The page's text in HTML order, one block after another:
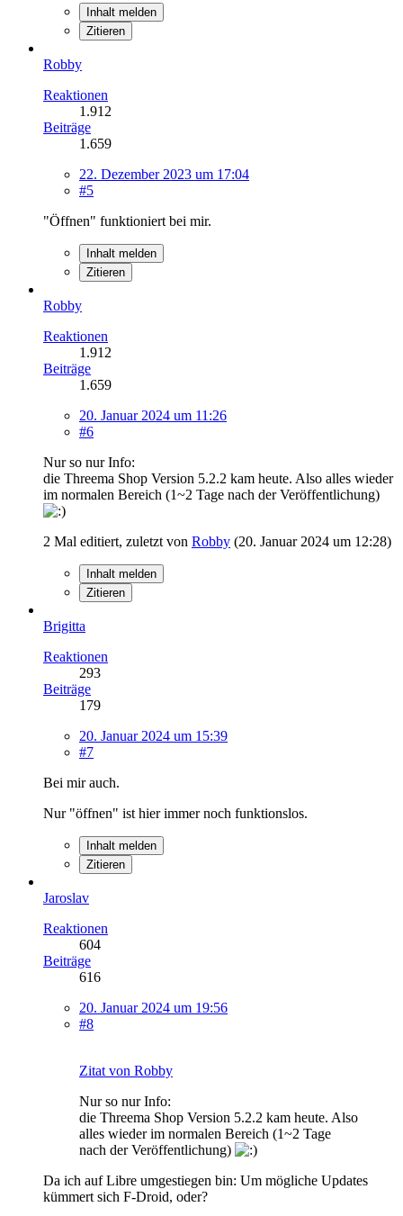
Inhalt melden
Zitieren
Robby
Reaktionen
1.912
Beiträge
1.659
22. Dezember 2023 um 17:04
#5
"Öffnen" funktioniert bei mir.
Inhalt melden
Zitieren
Robby
Reaktionen
1.912
Beiträge
1.659
20. Januar 2024 um 11:26
#6
Nur so nur Info:
die Threema Shop Version 5.2.2 kam heute. Also alles wieder
im normalen Bereich (1~2 Tage nach der Veröffentlichung)
2 Mal editiert, zuletzt von Robby (20. Januar 2024 um 12:28)
Inhalt melden
Zitieren
Brigitta
Reaktionen
293
Beiträge
179
20. Januar 2024 um 15:39
#7
Bei mir auch.
Nur "öffnen" ist hier immer noch funktionslos.
Inhalt melden
Zitieren
Jaroslav
Reaktionen
604
Beiträge
616
20. Januar 2024 um 19:56
#8
Zitat von Robby
Nur so nur Info:
die Threema Shop Version 5.2.2 kam heute. Also
alles wieder im normalen Bereich (1~2 Tage
nach der Veröffentlichung)
Da ich auf Libre umgestiegen bin: Um mögliche Updates
kümmert sich F-Droid, oder?